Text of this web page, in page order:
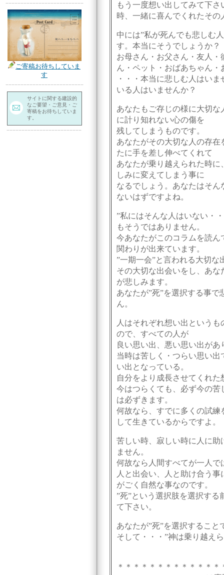
ご寄稿お待ちしていま
す
サイトに関する建設的
なご要望・ご意見・ご
寄稿をお待ちしていま
す。
もう一度想い出してみて下
時、一緒に喜んでくれたその
中には”私が死んでも悲しむ
す。本当にそうでしょうか？
お母さん・お父さん・友人
ん・ペット・おばあちゃん・
・・・本当に悲しむ人はい
いる人はいませんか？
あなたもご存じの様に大切
に計り知れない心の傷を
残してしまうものです。
あなたがその大切な人の存
たに手を差し伸べてくれて
あなたが乗り越えられた時
しみに変えてしまう事に
なるでしょう。あなたはそ
ないはずですよね。
”私にはそんな人はいない・
もそうではありません。
今あなたがこのコラムを読
関わりが出来ています。
”一期一会”と言われる大切な
その大切な出会いをし、あ
が悲しみます。
あなたが”死”を選択する事で
ん。
人はそれぞれ想い出という
ので、すべての人が
良い思い出、悪い思い出があ
当時は苦しく・つらい思い
い出となっている。
自分をより成長させてくれ
今はつらくても、必ず今の
は必ずきます。
何故なら、すでに多くの試
して生きているからですよ。
苦しい時、寂しい時に人に
ません。
何故なら人間すべてが一人
人と出会い、人と助け合う
がごく自然な事なのです。
”死”という選択肢を選択す
て下さい。
あなたが”死”を選択するこ
そして・・・”神は乗り越え
＊＊＊＊＊＊＊＊＊＊＊＊